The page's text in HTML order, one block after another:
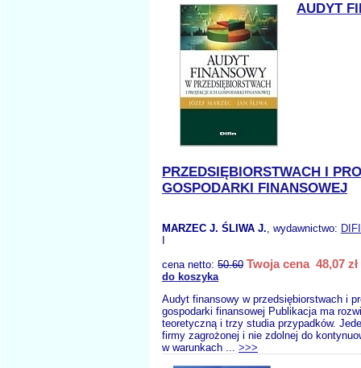
AUDYT
PRZEDSIĘBIORSTWACH I
GOSPODARKI FINANSOWEJ
MARZEC J. ŚLIWA J., wydawnictwo:
cena netto: 50.60 Twoja cena 48,07 zł
do koszyka
Audyt finansowy w przedsiębiorstwach i
gospodarki finansowej Publikacja ma
teoretyczną i trzy studia przypadków.
firmy zagrożonej i nie zdolnej do
w warunkach ... >>>